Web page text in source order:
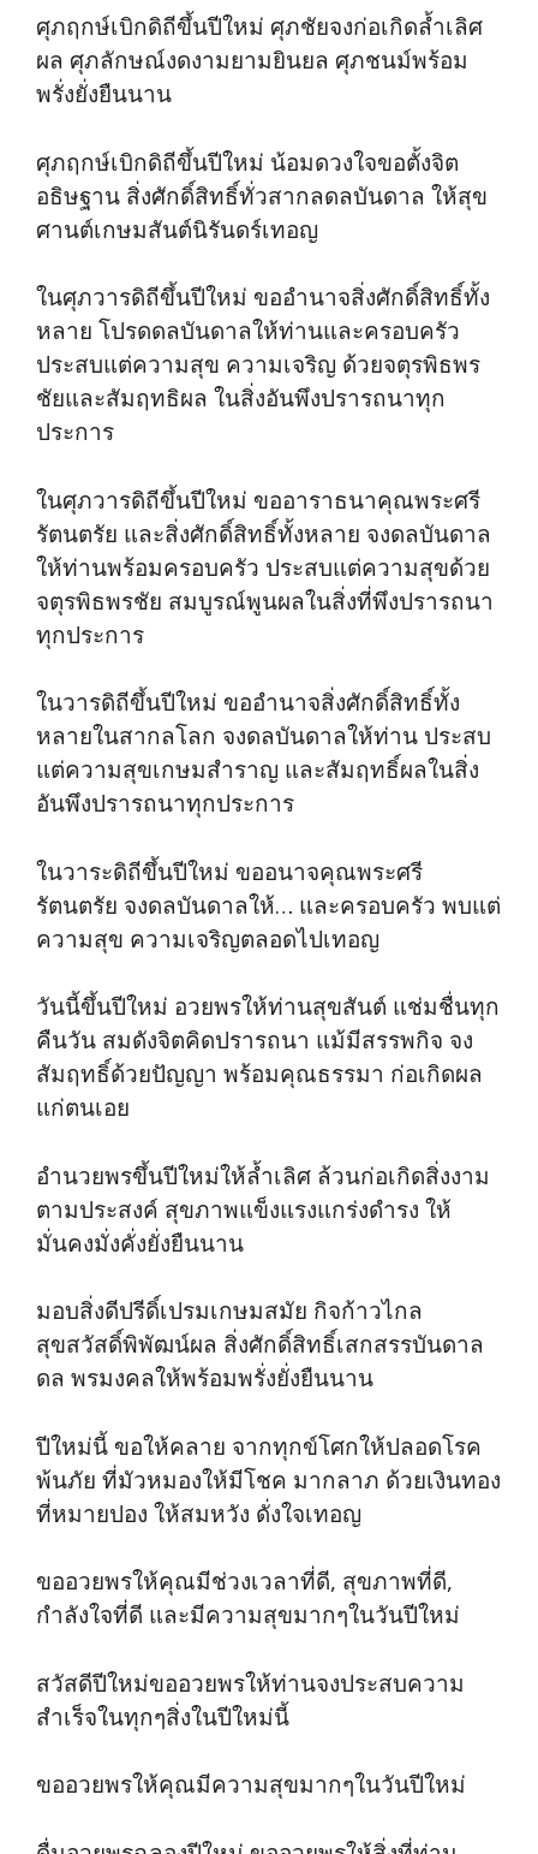
ศุภฤกษ์เบิกดิถีขึ้นปีใหม่ ศุภชัยจงก่อเกิดล้ำเลิศ
ผล ศุภลักษณ์งดงามยามยินยล ศุภชนม์พร้อม
พรั่งยั่งยืนนาน
ศุภฤกษ์เบิกดิถีขึ้นปีใหม่ น้อมดวงใจขอตั้งจิต
อธิษฐาน สิ่งศักดิ์สิทธิ์ทั่วสากลดลบันดาล ให้สุข
ศานต์เกษมสันต์นิรันดร์เทอญ
ในศุภวารดิถีขึ้นปีใหม่ ขออำนาจสิ่งศักดิ์สิทธิ์ทั้ง
หลาย โปรดดลบันดาลให้ท่านและครอบครัว
ประสบแต่ความสุข ความเจริญ ด้วยจตุรพิธพร
ชัยและสัมฤทธิผล ในสิ่งอันพึงปรารถนาทุก
ประการ
ในศุภวารดิถีขึ้นปีใหม่ ขออาราธนาคุณพระศรี
รัตนตรัย และสิ่งศักดิ์สิทธิ์ทั้งหลาย จงดลบันดาล
ให้ท่านพร้อมครอบครัว ประสบแต่ความสุขด้วย
จตุรพิธพรชัย สมบูรณ์พูนผลในสิ่งที่พึงปรารถนา
ทุกประการ
ในวารดิถีขึ้นปีใหม่ ขออำนาจสิ่งศักดิ์สิทธิ์ทั้ง
หลายในสากลโลก จงดลบันดาลให้ท่าน ประสบ
แต่ความสุขเกษมสำราญ และสัมฤทธิ์ผลในสิ่ง
อันพึงปรารถนาทุกประการ
ในวาระดิถีขึ้นปีใหม่ ขออนาจคุณพระศรี
รัตนตรัย จงดลบันดาลให้… และครอบครัว พบแต่
ความสุข ความเจริญตลอดไปเทอญ
วันนี้ขึ้นปีใหม่ อวยพรให้ท่านสุขสันต์ แช่มชื่นทุก
คืนวัน สมดังจิตคิดปรารถนา แม้มีสรรพกิจ จง
สัมฤทธิ์ด้วยปัญญา พร้อมคุณธรรมา ก่อเกิดผล
แก่ตนเอย
อำนวยพรขึ้นปีใหม่ให้ล้ำเลิศ ล้วนก่อเกิดสิ่งงาม
ตามประสงค์ สุขภาพแข็งแรงแกร่งดำรง ให้
มั่นคงมั่งคั่งยั่งยืนนาน
มอบสิ่งดีปรีดิ์เปรมเกษมสมัย กิจก้าวไกล
สุขสวัสดิ์พิพัฒน์ผล สิ่งศักดิ์สิทธิ์เสกสรรบันดาล
ดล พรมงคลให้พร้อมพรั่งยั่งยืนนาน
ปีใหม่นี้ ขอให้คลาย จากทุกข์โศกให้ปลอดโรค
พ้นภัย ที่มัวหมองให้มีโชค มากลาภ ด้วยเงินทอง
ที่หมายปอง ให้สมหวัง ดั่งใจเทอญ
ขออวยพรให้คุณมีช่วงเวลาที่ดี, สุขภาพที่ดี,
กำลังใจที่ดี และมีความสุขมากๆในวันปีใหม่
สวัสดีปีใหม่ขออวยพรให้ท่านจงประสบความ
สำเร็จในทุกๆสิ่งในปีใหม่นี้
ขออวยพรให้คุณมีความสุขมากๆในวันปีใหม่